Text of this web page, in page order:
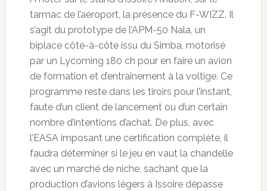
tarmac de l’aéroport, la présence du F-WIZZ. Il
s’agit du prototype de l’APM-50 Nala, un
biplace côte-à-côte issu du Simba, motorisé
par un Lycoming 180 ch pour en faire un avion
de formation et d’entraînement à la voltige. Ce
programme reste dans les tiroirs pour l’instant,
faute d’un client de lancement ou d’un certain
nombre d’intentions d’achat. De plus, avec
l’EASA imposant une certification complète, il
faudra déterminer si le jeu en vaut la chandelle
avec un marché de niche, sachant que la
production d’avions légers à Issoire dépasse